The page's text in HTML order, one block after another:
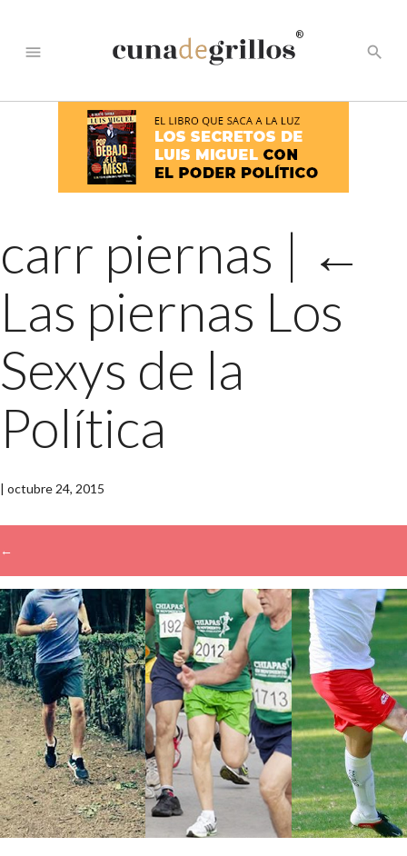
menu
®
search
carr piernas | ←
Las piernas Los
Sexys de la
Política
| octubre 24, 2015
←
→